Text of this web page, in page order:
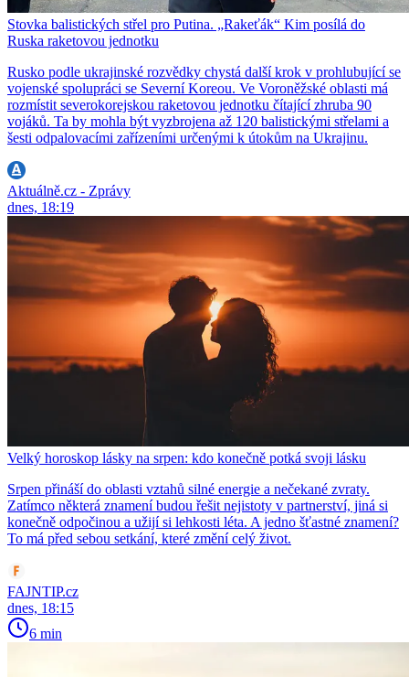
Stovka balistických střel pro Putina. „Rakeťák“ Kim posílá do
Ruska raketovou jednotku
Rusko podle ukrajinské rozvědky chystá další krok v prohlubující se
vojenské spolupráci se Severní Koreou. Ve Voroněžské oblasti má
rozmístit severokorejskou raketovou jednotku čítající zhruba 90
vojáků. Ta by mohla být vyzbrojena až 120 balistickými střelami a
šesti odpalovacími zařízeními určenými k útokům na Ukrajinu.
Aktuálně.cz - Zprávy
dnes, 18:19
Velký horoskop lásky na srpen: kdo konečně potká svoji lásku
Srpen přináší do oblasti vztahů silné energie a nečekané zvraty.
Zatímco některá znamení budou řešit nejistoty v partnerství, jiná si
konečně odpočinou a užijí si lehkosti léta. A jedno šťastné znamení?
To má před sebou setkání, které změní celý život.
FAJNTIP.cz
dnes, 18:15
6 min